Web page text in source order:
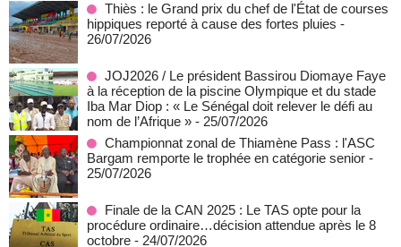
Thiès : le Grand prix du chef de l'État de courses
hippiques reporté à cause des fortes pluies -
26/07/2026
JOJ2026 / Le président Bassirou Diomaye Faye
à la réception de la piscine Olympique et du stade
Iba Mar Diop : « Le Sénégal doit relever le défi au
nom de l’Afrique » - 25/07/2026
Championnat zonal de Thiamène Pass : l'ASC
Bargam remporte le trophée en catégorie senior -
25/07/2026
Finale de la CAN 2025 : Le TAS opte pour la
procédure ordinaire…décision attendue après le 8
octobre - 24/07/2026